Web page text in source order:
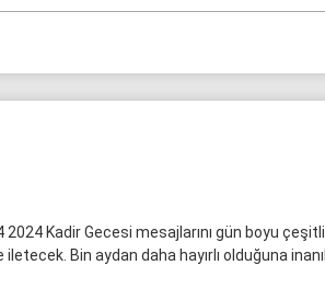
2024 Kadir Gecesi mesajlarını gün boyu çeşitli
Bin aydan daha hayırlı olduğuna inanıl